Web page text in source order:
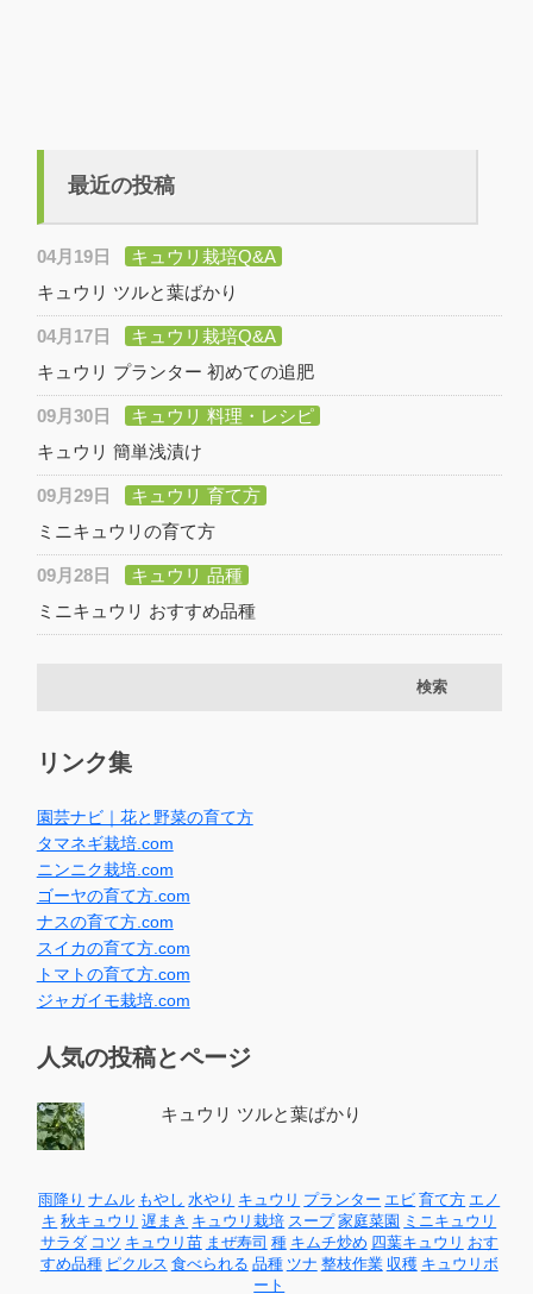
最近の投稿
04月19日
キュウリ栽培Q&A
キュウリ ツルと葉ばかり
04月17日
キュウリ栽培Q&A
キュウリ プランター 初めての追肥
09月30日
キュウリ 料理・レシピ
キュウリ 簡単浅漬け
09月29日
キュウリ 育て方
ミニキュウリの育て方
09月28日
キュウリ 品種
ミニキュウリ おすすめ品種
リンク集
園芸ナビ｜花と野菜の育て方
タマネギ栽培.com
ニンニク栽培.com
ゴーヤの育て方.com
ナスの育て方.com
スイカの育て方.com
トマトの育て方.com
ジャガイモ栽培.com
人気の投稿とページ
キュウリ ツルと葉ばかり
雨降り ナムル もやし 水やり キュウリ プランター エビ 育て方 エノ
キ 秋キュウリ 遅まき キュウリ栽培 スープ 家庭菜園 ミニキュウリ
サラダ コツ キュウリ苗 まぜ寿司 種 キムチ炒め 四葉キュウリ おす
すめ品種 ピクルス 食べられる 品種 ツナ 整枝作業 収穫 キュウリボ
ート